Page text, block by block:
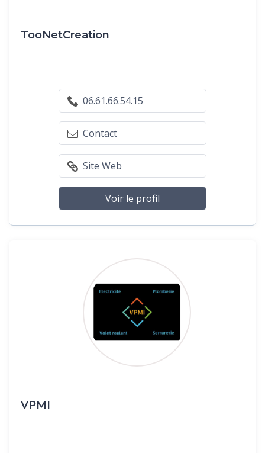
TooNetCreation
06.61.66.54.15
Contact
Site Web
Voir le profil
VPMI